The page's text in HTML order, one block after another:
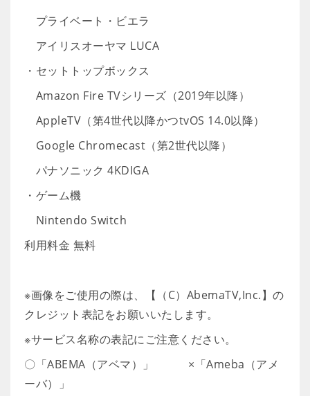
プライベート・ビエラ
アイリスオーヤマ LUCA
・セットトップボックス
Amazon Fire TVシリーズ（2019年以降）
AppleTV（第4世代以降かつtvOS 14.0以降）
Google Chromecast（第2世代以降）
パナソニック 4KDIGA
・ゲーム機
Nintendo Switch
利用料金 無料
※画像をご使用の際は、【（C）AbemaTV,Inc.】の
クレジット表記をお願いいたします。
※サービス名称の表記にご注意ください。
〇「ABEMA（アベマ）」 ×「Ameba（アメ
ーバ）」